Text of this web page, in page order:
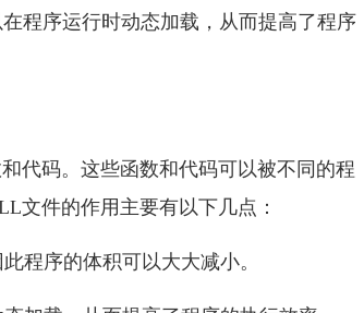
程序运行时动态加载，从而提高了程序
代码。这些函数和代码可以被不同的程
文件的作用主要有以下几点：
程序的体积可以大大减小。